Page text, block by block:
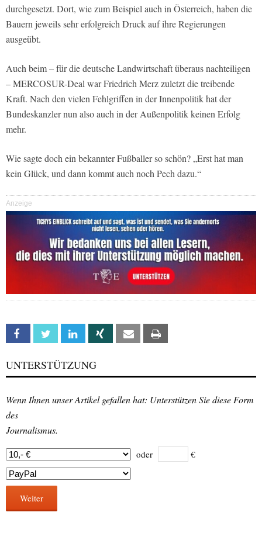
durchgesetzt. Dort, wie zum Beispiel auch in Österreich, haben die
Bauern jeweils sehr erfolgreich Druck auf ihre Regierungen
ausgeübt.
Auch beim – für die deutsche Landwirtschaft überaus nachteiligen
– MERCOSUR-Deal war Friedrich Merz zuletzt die treibende
Kraft. Nach den vielen Fehlgriffen in der Innenpolitik hat der
Bundeskanzler nun also auch in der Außenpolitik keinen Erfolg
mehr.
Wie sagte doch ein bekannter Fußballer so schön? „Erst hat man
kein Glück, und dann kommt auch noch Pech dazu.“
Anzeige
Facebook Twitter Linkedin Xing Email
UNTERSTÜTZUNG
Wenn Ihnen unser Artikel gefallen hat: Unterstützen Sie diese Form
des
Journalismus.
oder €
Weiter